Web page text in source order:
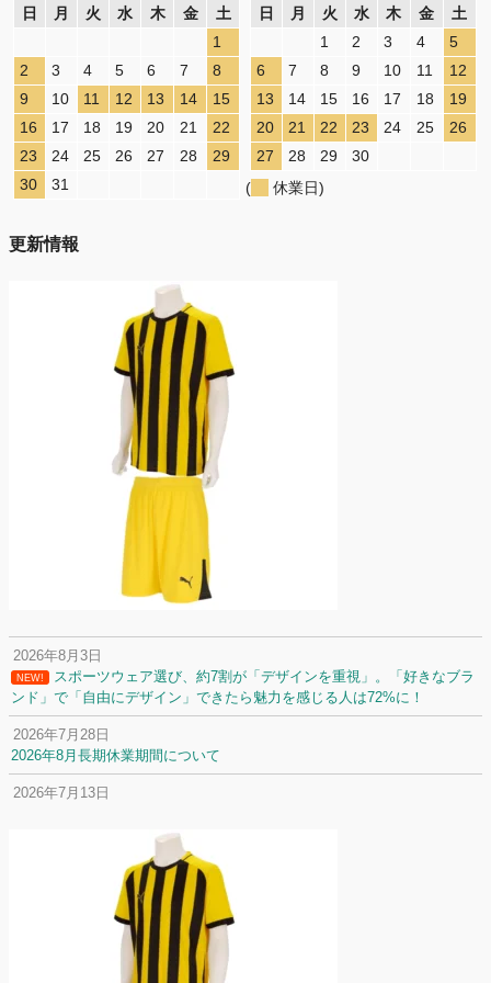
日 月 火 水 木 金
土
1
2
3 4 5 6 7
8
9
10 11 12 13 14
15
16
17 18 19 20 21
22
23
24 25 26 27 28
29
30
31
日 月 火 水 木 金
土
1
2 3 4
5
6
7 8 9 10 11
12
13
14 15 16 17 18
19
20
21 22 23 24 25
26
27
28 29
30
(
休業日)
更新情報
2026年8月3日
NEW!
スポーツウェア選び、約7割が「デザインを重視」。「好きなブラ
ンド」で「自由にデザイン」できたら魅力を感じる人は72%に！
2026年7月28日
2026年8月長期休業期間について
2026年7月13日
名前入りユニフォームで子どもの自信が「プラスになった」と感じた保
護者は約67%！「やや高いと感じたが納得して購入した」と価値を実感
する声も32.7%に！
応援ユニフォーム、約53％が「会場に一体感があってよい」と回答。チ